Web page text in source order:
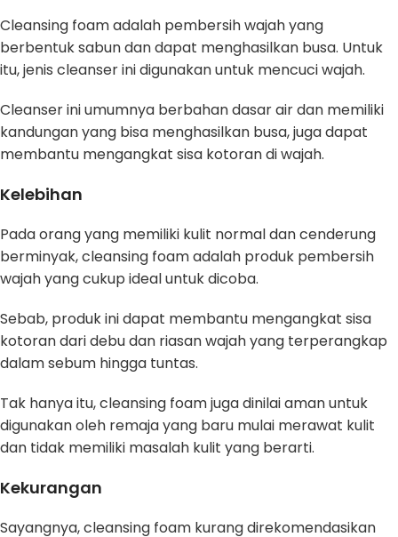
Cleansing foam adalah pembersih wajah yang
berbentuk sabun dan dapat menghasilkan busa. Untuk
itu, jenis cleanser ini digunakan untuk mencuci wajah.
Cleanser ini umumnya berbahan dasar air dan memiliki
kandungan yang bisa menghasilkan busa, juga dapat
membantu mengangkat sisa kotoran di wajah.
Kelebihan
Pada orang yang memiliki kulit normal dan cenderung
berminyak, cleansing foam adalah produk pembersih
wajah yang cukup ideal untuk dicoba.
Sebab, produk ini dapat membantu mengangkat sisa
kotoran dari debu dan riasan wajah yang terperangkap
dalam sebum hingga tuntas.
Tak hanya itu, cleansing foam juga dinilai aman untuk
digunakan oleh remaja yang baru mulai merawat kulit
dan tidak memiliki masalah kulit yang berarti.
Kekurangan
Sayangnya, cleansing foam kurang direkomendasikan